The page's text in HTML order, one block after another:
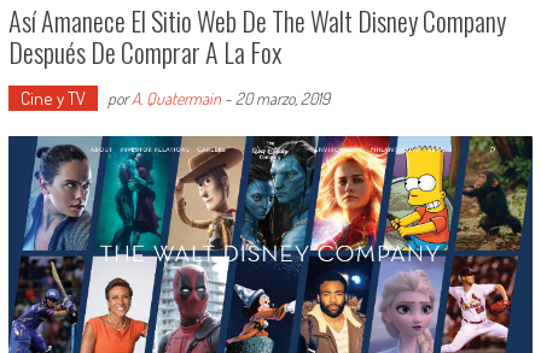
Así Amanece El Sitio Web De The Walt Disney Company
Después De Comprar A La Fox
Cine y TV porA. Quatermain- 20 marzo, 2019